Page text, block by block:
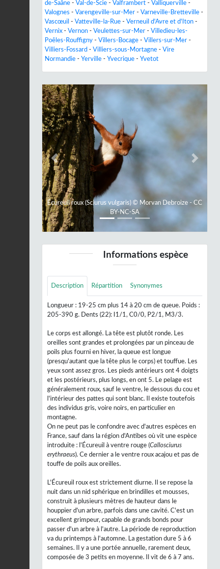
de-Saâne - Val-de-Scie - Valframbert - Valliquerville -
Valognes - Varengeville-sur-Mer - Varneville-Bretteville -
Vascœuil - Vatteville-la-Rue - Verneuil d'Avre et d'Iton -
Vernix - Vernon - Veulettes-sur-Mer - Villedieu-les-
Poêles-Rouffigny - Villers-Bocage - Villers-sur-Mer -
Villiers-Fossard - Villiers-sous-Mortagne - Vire
Normandie - Yerville - Yvecrique - Yvetot
Écureuil roux (Sciurus vulgaris) © Morvan Debroize - CC
BY-NC-SA
Previous Next
Informations espèce
Description Répartition Synonymes
Longueur : 19-25 cm plus 14 à 20 cm de queue. Poids :
205-390 g. Dents (22): I1/1, C0/0, P2/1, M3/3.
Le corps est allongé. La tête est plutôt ronde. Les
oreilles sont grandes et prolongées par un pinceau de
poils plus fourni en hiver, la queue est longue
(presqu'autant que la tête plus le corps) et touffue. Les
yeux sont assez gros. Les pieds antérieurs ont 4 doigts
et les postérieurs, plus longs, en ont 5. Le pelage est
généralement roux, sauf le ventre, le dessous du cou et
l'intérieur des pattes qui sont blanc. Il existe toutefois
des individus gris, voire noirs, en particulier en
montagne.
On ne peut pas le confondre avec d'autres espèces en
France, sauf dans la région d'Antibes où vit une espèce
introduite : l'Écureuil à ventre rouge (Callosciurus
erythraeus). Ce dernier a le ventre roux acajou et pas de
touffe de poils aux oreilles.
L'Écureuil roux est strictement diurne. Il se repose la
nuit dans un nid sphérique en brindilles et mousses,
construit à plusieurs mètres de hauteur dans le
houppier d'un arbre, parfois dans une cavité. C'est un
excellent grimpeur, capable de grands bonds pour
passer d'un arbre à l'autre. La période de reproduction
va du printemps à l'automne. La gestation dure 5 à 6
semaines. Il y a une portée annuelle, rarement deux,
composée de 3 petits en moyenne. Il vit de 6 à 7 ans.